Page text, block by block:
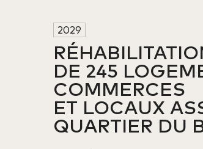
2029
DE 245
COMMERCES
ET LOCAUX
QUARTIER DU